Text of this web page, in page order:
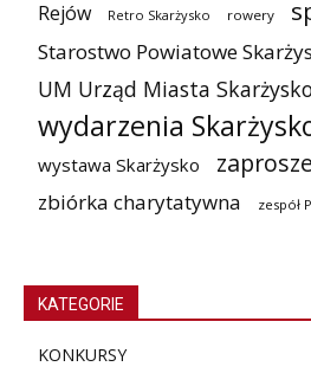
Rejów Retro Skarżysko rowery
Starostwo Powiatowe
UM Urząd Miasta
wydarzenia
wystawa Skarżysko
zbiórka charytatywna zespół
KATEGORIE
KONKURSY